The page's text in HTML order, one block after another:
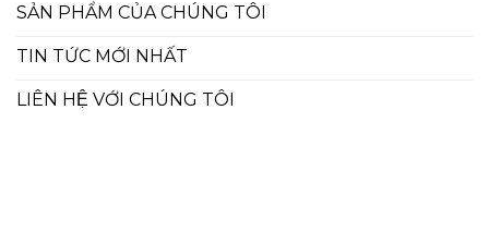
SẢN PHẨM CỦA CHÚNG TÔI
TIN TỨC MỚI NHẤT
LIÊN HỆ VỚI CHÚNG TÔI